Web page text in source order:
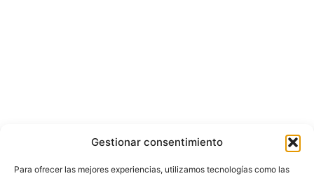
Gestionar consentimiento
Para ofrecer las mejores experiencias, utilizamos tecnologías como las